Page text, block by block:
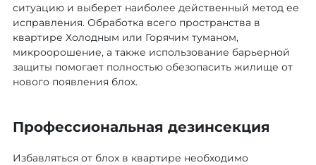
ситуацию и выберет наиболее действенный метод ее
исправления. Обработка всего пространства в
квартире Холодным или Горячим туманом,
микроорошение, а также использование барьерной
защиты помогает полностью обезопасить жилище от
нового появления блох.
Профессиональная дезинсекция
Избавляться от блох в квартире необходимо